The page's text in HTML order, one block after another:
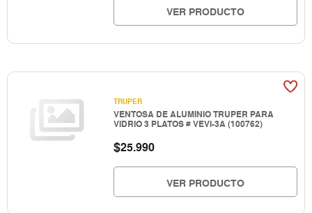
VER PRODUCTO
TRUPER
VENTOSA DE ALUMINIO TRUPER PARA
VIDRIO 3 PLATOS # VEVI-3A (100762)
$25.990
VER PRODUCTO